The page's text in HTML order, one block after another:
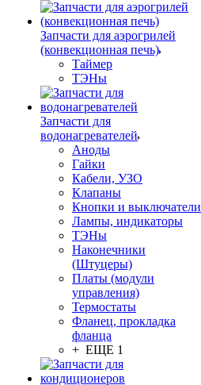
Запчасти для аэрогрилей
(конвекционная печь)
Таймер
ТЭНы
Запчасти для
водонагревателей
Аноды
Гайки
Кабели, УЗО
Клапаны
Кнопки и выключатели
Лампы, индикаторы
ТЭНы
Наконечники
(Штуцеры)
Платы (модули
управления)
Термостаты
Фланец, прокладка
фланца
+ ЕЩЕ 1